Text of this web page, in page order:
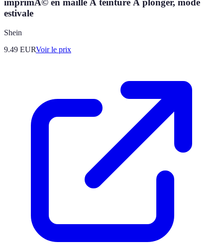
imprimÃ© en maille Ã teinture Ã plonger, mode
estivale
Shein
9.49 EURVoir le prix